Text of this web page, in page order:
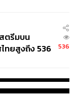
ตรีมบน
ทยสูงถึง 536
536